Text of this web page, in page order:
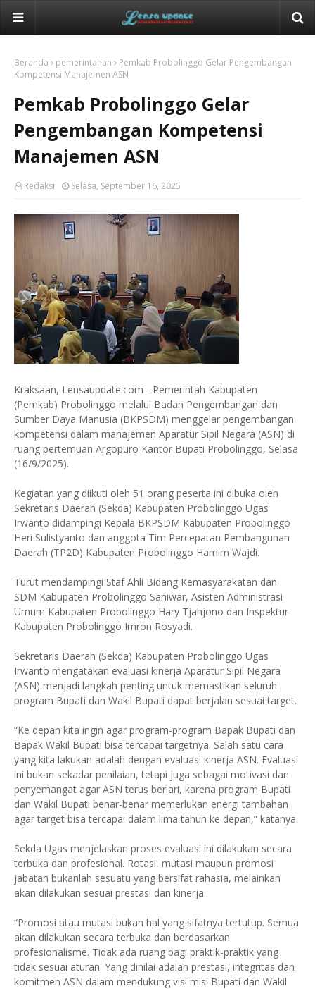
Beranda pemerintahan
Pemkab Probolinggo Gelar Pengembangan
Kompetensi Manajemen ASN
Pemkab Probolinggo Gelar
Pengembangan Kompetensi
Manajemen ASN
Redaksi Selasa, September 16, 2025
Kraksaan, Lensaupdate.com - Pemerintah Kabupaten
(Pemkab) Probolinggo melalui Badan Pengembangan dan
Sumber Daya Manusia (BKPSDM) menggelar pengembangan
kompetensi dalam manajemen Aparatur Sipil Negara (ASN) di
ruang pertemuan Argopuro Kantor Bupati Probolinggo, Selasa
(16/9/2025).
Kegiatan yang diikuti oleh 51 orang peserta ini dibuka oleh
Sekretaris Daerah (Sekda) Kabupaten Probolinggo Ugas
Irwanto didampingi Kepala BKPSDM Kabupaten Probolinggo
Heri Sulistyanto dan anggota Tim Percepatan Pembangunan
Daerah (TP2D) Kabupaten Probolinggo Hamim Wajdi.
Turut mendampingi Staf Ahli Bidang Kemasyarakatan dan
SDM Kabupaten Probolinggo Saniwar, Asisten Administrasi
Umum Kabupaten Probolinggo Hary Tjahjono dan Inspektur
Kabupaten Probolinggo Imron Rosyadi.
Sekretaris Daerah (Sekda) Kabupaten Probolinggo Ugas
Irwanto mengatakan evaluasi kinerja Aparatur Sipil Negara
(ASN) menjadi langkah penting untuk memastikan seluruh
program Bupati dan Wakil Bupati dapat berjalan sesuai target.
“Ke depan kita ingin agar program-program Bapak Bupati dan
Bapak Wakil Bupati bisa tercapai targetnya. Salah satu cara
yang kita lakukan adalah dengan evaluasi kinerja ASN. Evaluasi
ini bukan sekadar penilaian, tetapi juga sebagai motivasi dan
penyemangat agar ASN terus berlari, karena program Bupati
dan Wakil Bupati benar-benar memerlukan energi tambahan
agar target bisa tercapai dalam lima tahun ke depan,” katanya.
Sekda Ugas menjelaskan proses evaluasi ini dilakukan secara
terbuka dan profesional. Rotasi, mutasi maupun promosi
jabatan bukanlah sesuatu yang bersifat rahasia, melainkan
akan dilakukan sesuai prestasi dan kinerja.
“Promosi atau mutasi bukan hal yang sifatnya tertutup. Semua
akan dilakukan secara terbuka dan berdasarkan
profesionalisme. Tidak ada ruang bagi praktik-praktik yang
tidak sesuai aturan. Yang dinilai adalah prestasi, integritas dan
komitmen ASN dalam mendukung visi misi Bupati dan Wakil